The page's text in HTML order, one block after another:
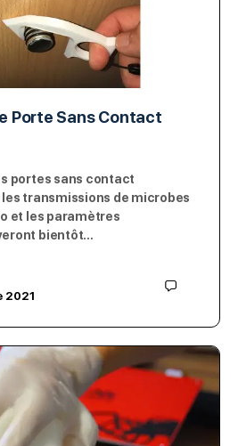
Porte Sans Contact
portes sans contact
transmissions de microbes
et les paramètres
bientôt…
2021